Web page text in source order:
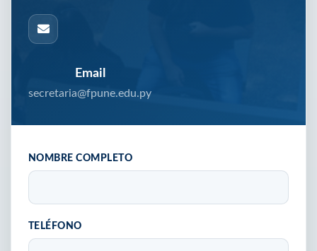
Email
secretaria@fpune.edu.py
NOMBRE COMPLETO
TELÉFONO